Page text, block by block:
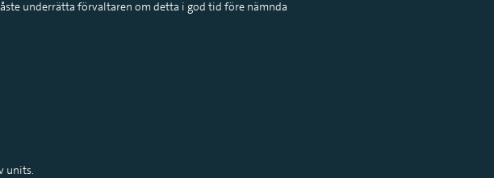
underrätta förvaltaren om detta i god tid före nämnda
units.